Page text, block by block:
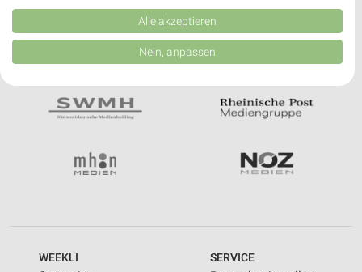
Kostenlos im App Store erhältlich
WEEKLI SERVICE
Kombinationen von Daten aus verschiedenen Quellen. Entwicklung und
Verbesserung der Angebote. Verwendung reduzierter Daten zur Auswahl
von Inhalten.
Daten können außerhalb der Europäischen Union weitergegeben und in die
Website/App.
Partnerliste anzeigen (1 IAB-Anbieter)
IAB-Verarbeitungszwecke:
Speichern von oder Zugriff auf Informationen
Alle akzeptieren
Nein, anpassen